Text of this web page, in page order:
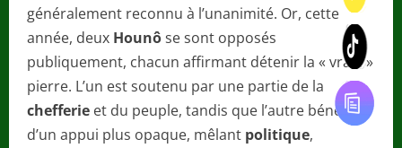
généralement reconnu à l’unanimité. Or, cette
année, deux Hounôse sont opposés
publiquement, chacun affirmant détenir la « vraie »
pierre. L’un est soutenu par une partie de la
chefferie et du peuple, tandis que l’autre bénéficie
d’un appui plus opaque, mêlant politique,